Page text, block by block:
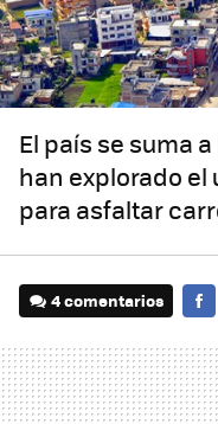
El país se suma
han explorado
para asfaltar
4 comentarios